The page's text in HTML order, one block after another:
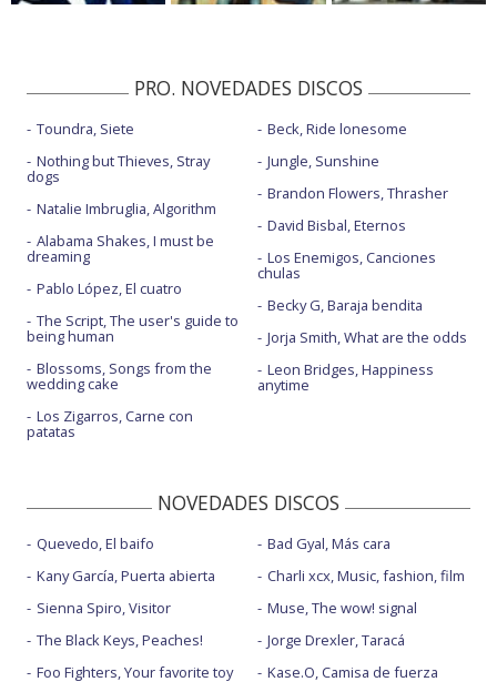
PRO. NOVEDADES DISCOS
Toundra, Siete
Nothing but Thieves, Stray
dogs
Natalie Imbruglia, Algorithm
Alabama Shakes, I must be
dreaming
Pablo López, El cuatro
The Script, The user's guide to
being human
Blossoms, Songs from the
wedding cake
Los Zigarros, Carne con
patatas
Beck, Ride lonesome
Jungle, Sunshine
Brandon Flowers, Thrasher
David Bisbal, Eternos
Los Enemigos, Canciones
chulas
Becky G, Baraja bendita
Jorja Smith, What are the odds
Leon Bridges, Happiness
anytime
NOVEDADES DISCOS
Quevedo, El baifo
Kany García, Puerta abierta
Sienna Spiro, Visitor
The Black Keys, Peaches!
Foo Fighters, Your favorite toy
Bad Gyal, Más cara
Charli xcx, Music, fashion, film
Muse, The wow! signal
Jorge Drexler, Taracá
Kase.O, Camisa de fuerza